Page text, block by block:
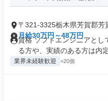
〒321-3325栃木県芳賀郡芳
月給30万円～48万円
資格 ソフトエンジニアとし
る方や、実績のある方は内
業界未経験歓迎 +20個